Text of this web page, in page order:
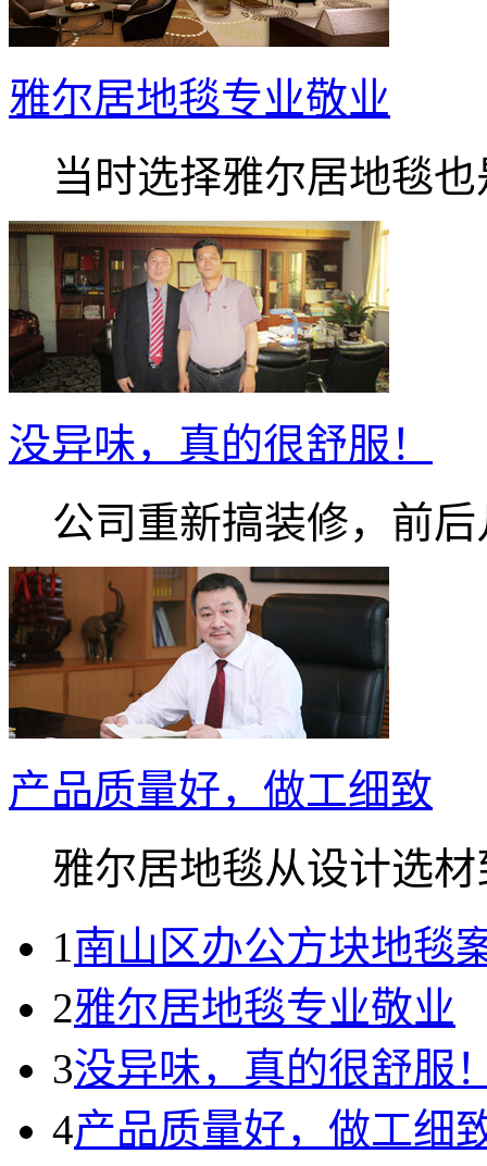
雅尔居地毯专业敬业
当时选择雅尔居地毯也
没异味，真的很舒服！
公司重新搞装修，前后
产品质量好，做工细致
雅尔居地毯从设计选材
1南山区办公方块地毯
2雅尔居地毯专业敬业
3没异味，真的很舒服
4产品质量好，做工细